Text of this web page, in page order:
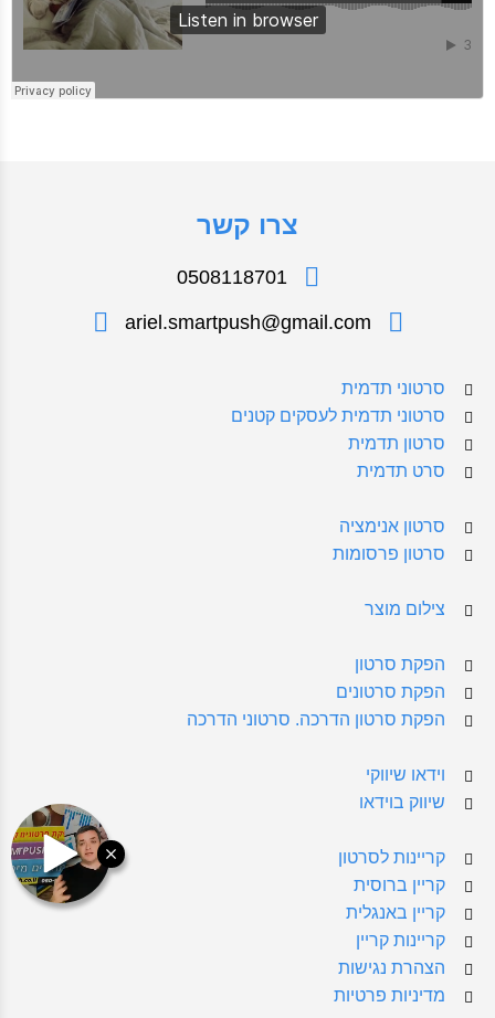
צרו קשר
0508118701
ariel.smartpush@gmail.com
סרטוני תדמית
סרטוני תדמית לעסקים קטנים
סרטון תדמית
סרט תדמית
סרטון אנימציה
סרטון פרסומות
צילום מוצר
הפקת סרטון
הפקת סרטונים
הפקת סרטון הדרכה. סרטוני הדרכה
וידאו שיווקי
שיווק בוידאו
קריינות לסרטון
קריין ברוסית
קריין באנגלית
קריינות קריין
הצהרת נגישות
מדיניות פרטיות